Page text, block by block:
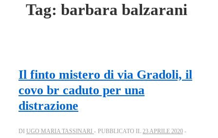
Tag: barbara balzarani
Il finto mistero di via Gradoli, il
covo br caduto per una
distrazione
DI UGO MARIA TASSINARI PUBBLICATO IL 23 APRILE 2020